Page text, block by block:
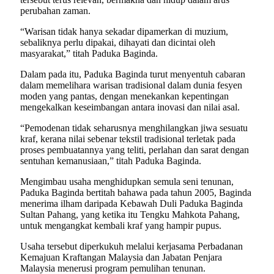
perubahan zaman.
“Warisan tidak hanya sekadar dipamerkan di muzium,
sebaliknya perlu dipakai, dihayati dan dicintai oleh
masyarakat,” titah Paduka Baginda.
Dalam pada itu, Paduka Baginda turut menyentuh cabaran
dalam memelihara warisan tradisional dalam dunia fesyen
moden yang pantas, dengan menekankan kepentingan
mengekalkan keseimbangan antara inovasi dan nilai asal.
“Pemodenan tidak seharusnya menghilangkan jiwa sesuatu
kraf, kerana nilai sebenar tekstil tradisional terletak pada
proses pembuatannya yang teliti, perlahan dan sarat dengan
sentuhan kemanusiaan,” titah Paduka Baginda.
Mengimbau usaha menghidupkan semula seni tenunan,
Paduka Baginda bertitah bahawa pada tahun 2005, Baginda
menerima ilham daripada Kebawah Duli Paduka Baginda
Sultan Pahang, yang ketika itu Tengku Mahkota Pahang,
untuk mengangkat kembali kraf yang hampir pupus.
Usaha tersebut diperkukuh melalui kerjasama Perbadanan
Kemajuan Kraftangan Malaysia dan Jabatan Penjara
Malaysia menerusi program pemulihan tenunan.